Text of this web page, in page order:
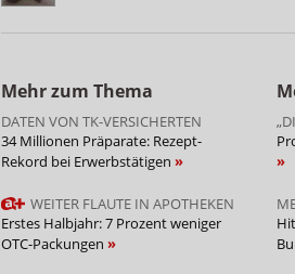
Mehr zum Thema
DATEN VON TK-VERSICHERTEN
34 Millionen Präparate: Rezept-
Rekord bei Erwerbstätigen
WEITER FLAUTE IN APOTHEKEN
Erstes Halbjahr: 7 Prozent weniger
OTC-Packungen